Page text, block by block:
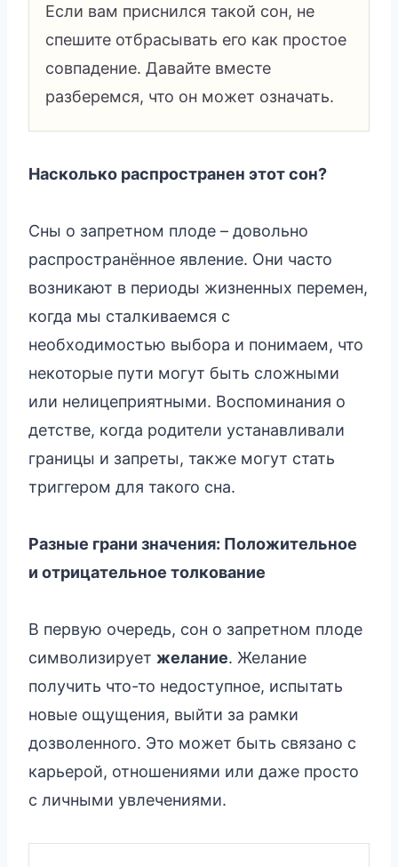
Если вам приснился такой сон, не
спешите отбрасывать его как простое
совпадение. Давайте вместе
разберемся, что он может означать.
Насколько распространен этот сон?
Сны о запретном плоде – довольно
распространённое явление. Они часто
возникают в периоды жизненных перемен,
когда мы сталкиваемся с
необходимостью выбора и понимаем, что
некоторые пути могут быть сложными
или нелицеприятными. Воспоминания о
детстве, когда родители устанавливали
границы и запреты, также могут стать
триггером для такого сна.
Разные грани значения: Положительное
и отрицательное толкование
В первую очередь, сон о запретном плоде
символизирует желание. Желание
получить что-то недоступное, испытать
новые ощущения, выйти за рамки
дозволенного. Это может быть связано с
карьерой, отношениями или даже просто
с личными увлечениями.